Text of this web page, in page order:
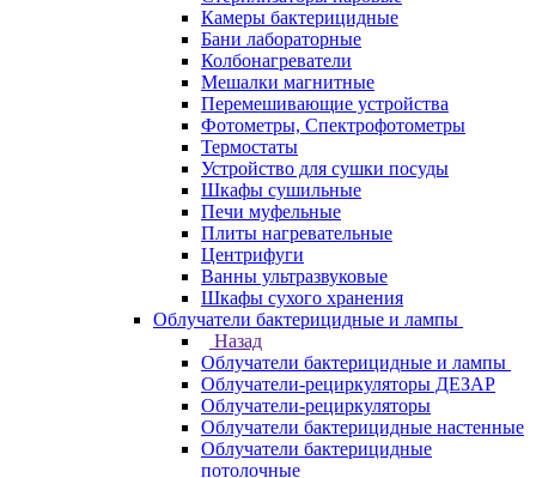
Камеры бактерицидные
Бани лабораторные
Колбонагреватели
Мешалки магнитные
Перемешивающие устройства
Фотометры, Спектрофотометры
Термостаты
Устройство для сушки посуды
Шкафы сушильные
Печи муфельные
Плиты нагревательные
Центрифуги
Ванны ультразвуковые
Шкафы сухого хранения
Облучатели бактерицидные и лампы
Назад
Облучатели бактерицидные и лампы
Облучатели-рециркуляторы ДЕЗАР
Облучатели-рециркуляторы
Облучатели бактерицидные настенные
Облучатели бактерицидные
потолочные